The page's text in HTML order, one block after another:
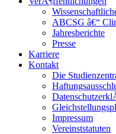
ABCSG â€“
Jahresberichte
Presse
Karriere
Kontakt
Die
Impressum
Vereinststatuten